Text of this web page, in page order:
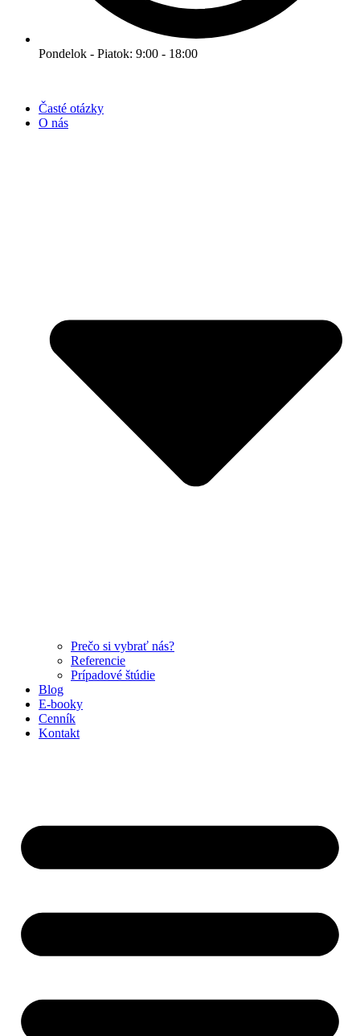
Pondelok - Piatok: 9:00 - 18:00
Časté otázky
O nás
Prečo si vybrať nás?
Referencie
Prípadové štúdie
Blog
E-booky
Cenník
Kontakt